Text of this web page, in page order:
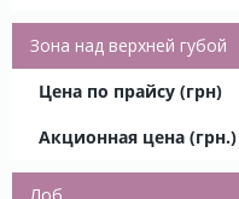
Зона над верхней губой
Лоб